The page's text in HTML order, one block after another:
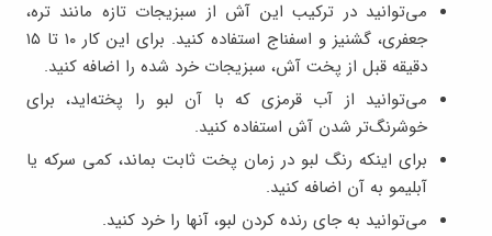
می‌توانید در ترکیب این آش از سبزیجات تازه مانند تره،
جعفری، گشنیز و اسفناج استفاده کنید. برای این کار ۱۰ تا ۱۵
دقیقه قبل از پخت آش، سبزیجات خرد شده را اضافه کنید.
می‌توانید از آب قرمزی که با آن لبو را پخته‌اید، برای
خوشرنگ‌تر شدن آش استفاده کنید.
برای اینکه رنگ لبو در زمان پخت ثابت بماند، کمی سرکه یا
آبلیمو به آن اضافه کنید.
می‌توانید به جای رنده کردن لبو، آنها را خرد کنید.